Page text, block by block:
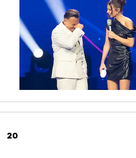
20